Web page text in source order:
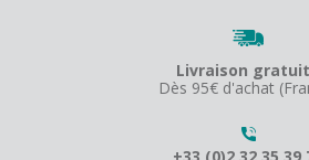
Livraison
Dès 95€ d'achat